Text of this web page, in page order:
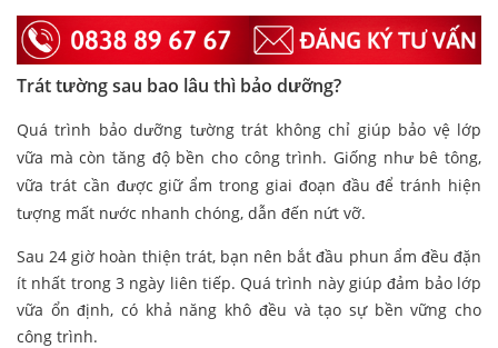
Trát tường sau bao lâu thì bảo dưỡng?
Quá trình bảo dưỡng tường trát không chỉ giúp bảo vệ lớp
vữa mà còn tăng độ bền cho công trình. Giống như bê tông,
vữa trát cần được giữ ẩm trong giai đoạn đầu để tránh hiện
tượng mất nước nhanh chóng, dẫn đến nứt vỡ.
Sau 24 giờ hoàn thiện trát, bạn nên bắt đầu phun ẩm đều đặn
ít nhất trong 3 ngày liên tiếp. Quá trình này giúp đảm bảo lớp
vữa ổn định, có khả năng khô đều và tạo sự bền vững cho
công trình.